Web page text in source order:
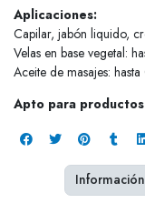
Aplicaciones:
Capilar, jabón liquido,
Velas en base vegetal:
Aceite de masajes:
Apto para